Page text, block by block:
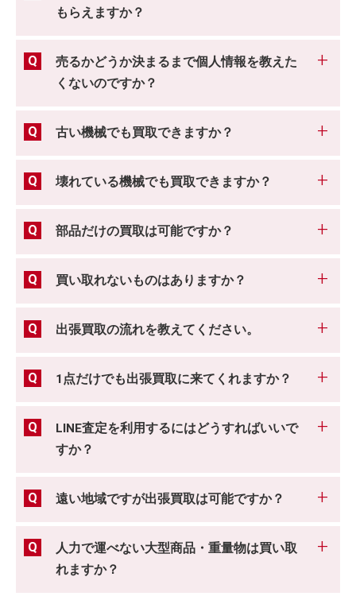
もらえますか？
売るかどうか決まるまで個人情報を教えた
くないのですか？
古い機械でも買取できますか？
壊れている機械でも買取できますか？
部品だけの買取は可能ですか？
買い取れないものはありますか？
出張買取の流れを教えてください。
1点だけでも出張買取に来てくれますか？
LINE査定を利用するにはどうすればいいで
すか？
遠い地域ですが出張買取は可能ですか？
人力で運べない大型商品・重量物は買い取
れますか？